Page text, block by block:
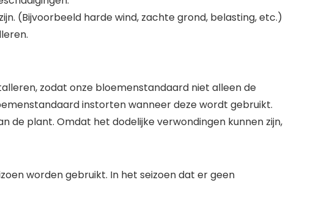
(Bijvoorbeeld harde wind, zachte grond, belasting, etc.)
zodat onze bloemenstandaard niet alleen de
instorten wanneer deze wordt gebruikt.
de plant. Omdat het dodelijke verwondingen kunnen zijn,
worden gebruikt. In het seizoen dat er geen